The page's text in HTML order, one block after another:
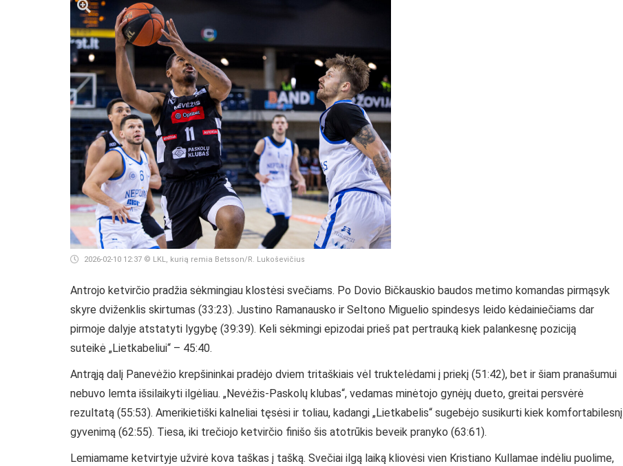
2026-02-10 12:37 © LKL, kurią remia Betsson/R. Lukoševičius
Antrojo ketvirčio pradžia sėkmingiau klostėsi svečiams. Po Dovio Bičkauskio baudos metimo komandas pirmąsyk
skyre dviženklis skirtumas (33:23). Justino Ramanausko ir Seltono Miguelio spindesys leido kėdainiečiams dar
pirmoje dalyje atstatyti lygybę (39:39). Keli sėkmingi epizodai prieš pat pertrauką kiek palankesnę poziciją
suteikė „Lietkabeliui“ – 45:40.
Antrąją dalį Panevėžio krepšininkai pradėjo dviem tritaškiais vėl truktelėdami į priekį (51:42), bet ir šiam pranašumui
nebuvo lemta išsilaikyti ilgėliau. „Nevėžis-Paskolų klubas“, vedamas minėtojo gynėjų dueto, greitai persvėrė
rezultatą (55:53). Amerikietiški kalneliai tęsėsi ir toliau, kadangi „Lietkabelis“ sugebėjo susikurti kiek komfortabilesnį
gyvenimą (62:55). Tiesa, iki trečiojo ketvirčio finišo šis atotrūkis beveik pranyko (63:61).
Lemiamame ketvirtyje užvirė kova taškas į tašką. Svečiai ilgą laiką kliovėsi vien Kristiano Kullamae indėliu puolime,